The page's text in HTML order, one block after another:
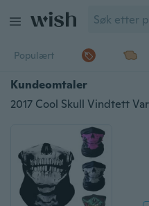
Populært
Kundeomtaler